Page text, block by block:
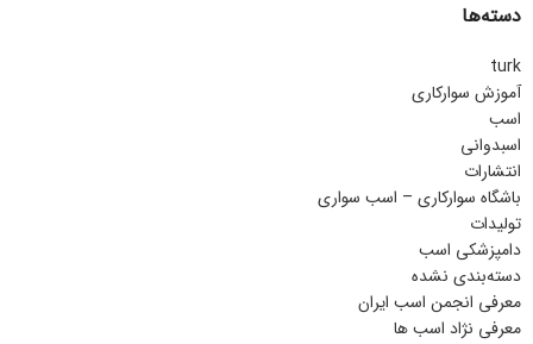
دسته‌ها
turk
آموزش سوارکاری
اسب
اسبدوانی
انتشارات
باشگاه سوارکاری – اسب سواری
تولیدات
دامپزشکی اسب
دسته‌بندی نشده
معرفی انجمن اسب ایران
معرفی نژاد اسب ها